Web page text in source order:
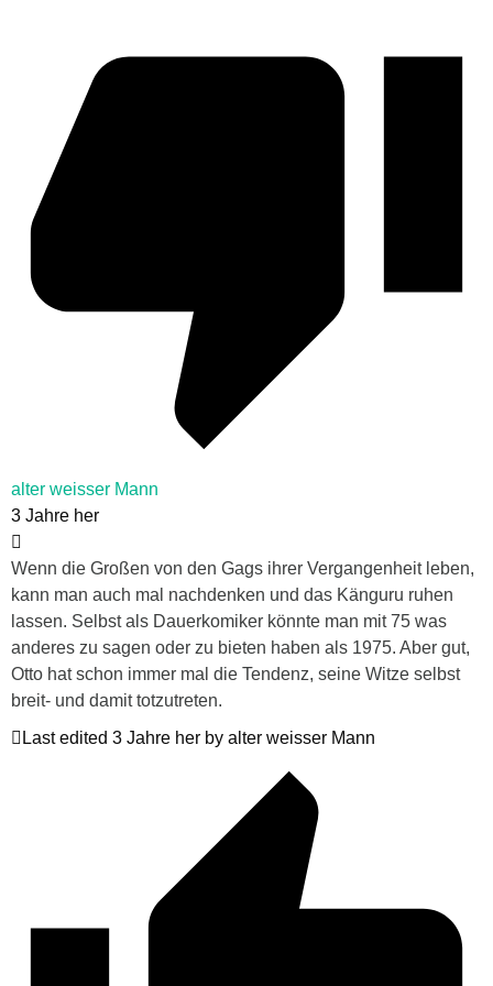
alter weisser Mann
3 Jahre her
Wenn die Großen von den Gags ihrer Vergangenheit leben,
kann man auch mal nachdenken und das Känguru ruhen
lassen. Selbst als Dauerkomiker könnte man mit 75 was
anderes zu sagen oder zu bieten haben als 1975. Aber gut,
Otto hat schon immer mal die Tendenz, seine Witze selbst
breit- und damit totzutreten.
Last edited 3 Jahre her by alter weisser Mann